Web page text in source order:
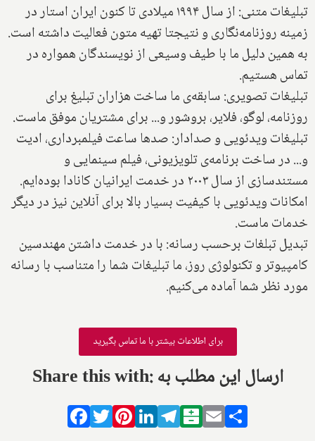
تبلیغات متنی: از سال ۱۹۹۴ میلادی تا کنون ایران استار در
زمینه روزنامه‌نگاری و نتیجتا تهیه متون فعالیت داشته است.
به همین دلیل ما با طیف وسیعی از نویسندگان همواره در
تماس هستیم.
تبلیغات تصویری: سابقه‌ی ما ساخت هزاران تبلیغ برای
روزنامه، لوگو، فلایر، بروشور و... برای مشتریان موفق ماست.
تبلیغات ویدئویی و صدادار: صدها ساعت فیلمبرداری، ادیت
و... در ساخت برنامه‌ی تلویزیونی، فیلم سینمایی و
مستندسازی از سال ۲۰۰۳ در خدمت ایرانیان کانادا بوده‌ایم.
امکانات ویدئویی با کیفیت بسیار بالا برای آنلاین نیز در دیگر
خدمات ماست.
تبدیل تبلغات برحسب رسانه: با در خدمت داشتن مهندسین
کامپیوتر و تکنولوژی روز، ما تبلیغات شما را متناسب با رسانه
مورد نظر شما آماده می‌کنیم.
برای اطلاعات بیشتر با ما تماس بگیرید
Share this with: ارسال این مطلب به
Facebook
TwitterPinterestLinkedIn
Telegram
Balatarin
Email